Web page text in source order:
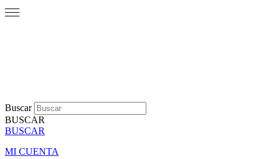
Buscar
BUSCAR
BUSCAR
MI CUENTA